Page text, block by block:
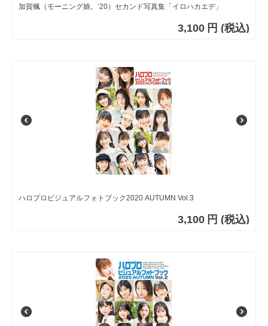
加賀楓（モーニング娘。’20）セカンド写真集「イロハカエデ」
3,100 円 (税込)
ハロプロビジュアルフォトブック2020 AUTUMN Vol.3
3,100 円 (税込)